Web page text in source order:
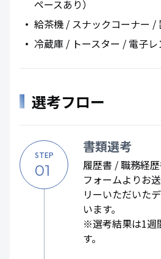
ペースあり）
給茶機 / スナックコーナー /
冷蔵庫 / トースター / 電子レ
選考フロー
STEP
01
書類選考
履歴書 / 職務経
フォームよりお
リーいただいた
います。
※選考結果は1週
す。